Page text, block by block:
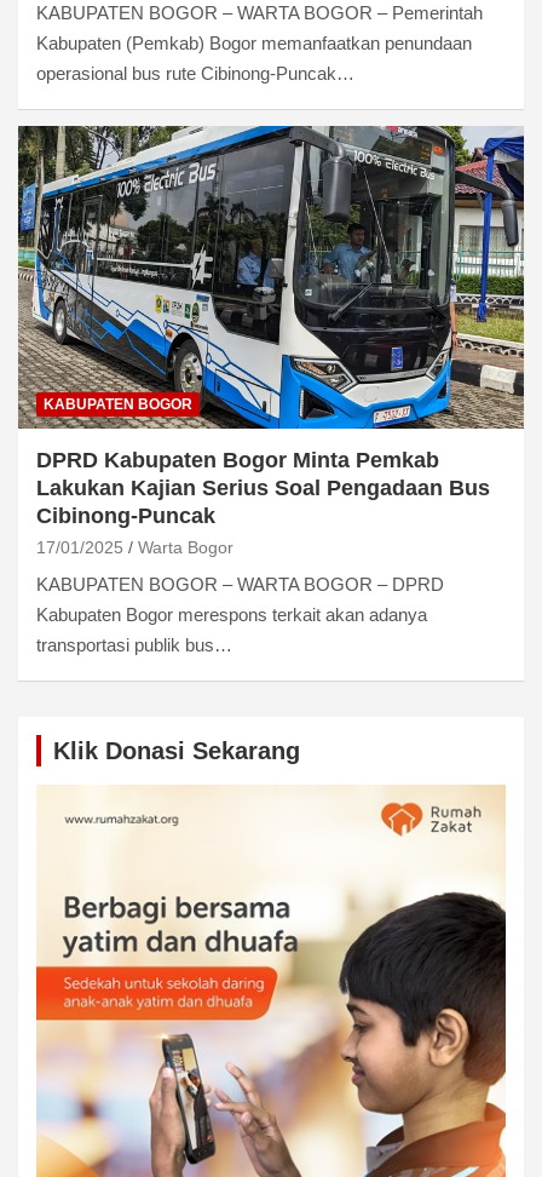
KABUPATEN BOGOR – WARTA BOGOR – Pemerintah
Kabupaten (Pemkab) Bogor memanfaatkan penundaan
operasional bus rute Cibinong-Puncak…
KABUPATEN BOGOR
DPRD Kabupaten Bogor Minta Pemkab
Lakukan Kajian Serius Soal Pengadaan Bus
Cibinong-Puncak
17/01/2025 Warta Bogor
KABUPATEN BOGOR – WARTA BOGOR – DPRD
Kabupaten Bogor merespons terkait akan adanya
transportasi publik bus…
Klik Donasi Sekarang